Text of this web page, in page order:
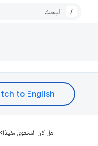
/
هل كان المحتوى مفيدًا؟